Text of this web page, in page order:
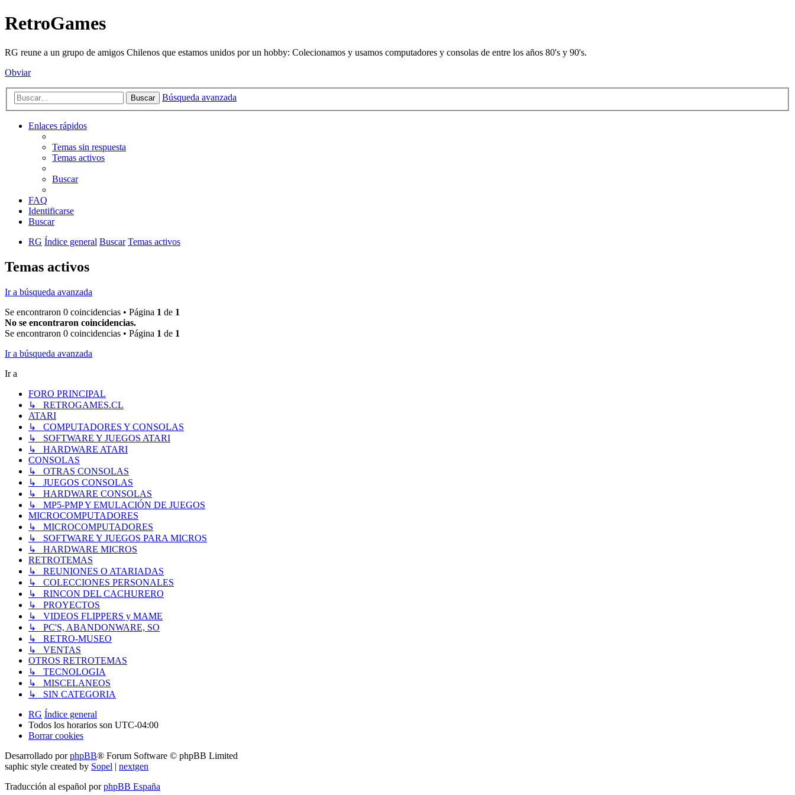
RetroGames
RG reune a un grupo de amigos Chilenos que estamos unidos por un hobby: Colecionamos y usamos computadores y consolas de entre los años 80's y 90's.
Obviar
Buscar Búsqueda avanzada
Enlaces rápidos
Temas sin respuesta
Temas activos
Buscar
FAQ
Identificarse
Buscar
RG Índice general Buscar Temas activos
Temas activos
Ir a búsqueda avanzada
Se encontraron 0 coincidencias • Página 1 de 1
No se encontraron coincidencias.
Se encontraron 0 coincidencias • Página 1 de 1
Ir a búsqueda avanzada
Ir a
FORO PRINCIPAL
↳ RETROGAMES.CL
ATARI
↳ COMPUTADORES Y CONSOLAS
↳ SOFTWARE Y JUEGOS ATARI
↳ HARDWARE ATARI
CONSOLAS
↳ OTRAS CONSOLAS
↳ JUEGOS CONSOLAS
↳ HARDWARE CONSOLAS
↳ MP5-PMP Y EMULACIÓN DE JUEGOS
MICROCOMPUTADORES
↳ MICROCOMPUTADORES
↳ SOFTWARE Y JUEGOS PARA MICROS
↳ HARDWARE MICROS
RETROTEMAS
↳ REUNIONES O ATARIADAS
↳ COLECCIONES PERSONALES
↳ RINCON DEL CACHURERO
↳ PROYECTOS
↳ VIDEOS FLIPPERS y MAME
↳ PC'S, ABANDONWARE, SO
↳ RETRO-MUSEO
↳ VENTAS
OTROS RETROTEMAS
↳ TECNOLOGIA
↳ MISCELANEOS
↳ SIN CATEGORIA
RG Índice general
Todos los horarios son UTC-04:00
Borrar cookies
Desarrollado porphpBB® Forum Software © phpBB Limited
saphic style created by Sopel | nextgen
Traducción al español porphpBB España